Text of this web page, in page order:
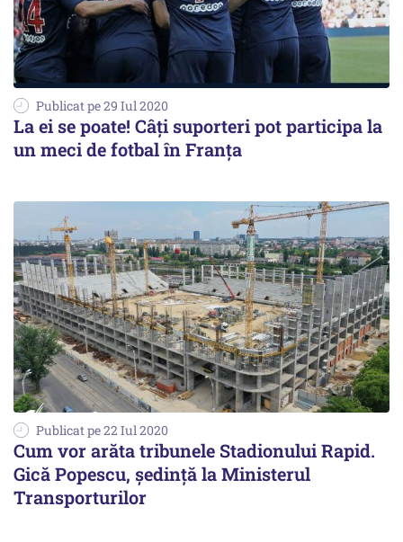
Publicat pe 29 Iul 2020
La ei se poate! Câți suporteri pot participa la
un meci de fotbal în Franța
Publicat pe 22 Iul 2020
Cum vor arăta tribunele Stadionului Rapid.
Gică Popescu, şedinţă la Ministerul
Transporturilor